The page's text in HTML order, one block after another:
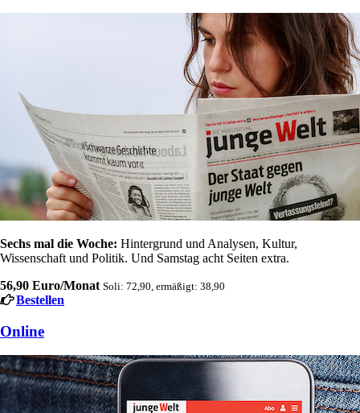
Sechs mal die Woche: Hintergrund und Analysen, Kultur,
Wissenschaft und Politik. Und Samstag acht Seiten extra.
56,90 Euro/Monat Soli: 72,90, ermäßigt: 38,90
Bestellen
Online